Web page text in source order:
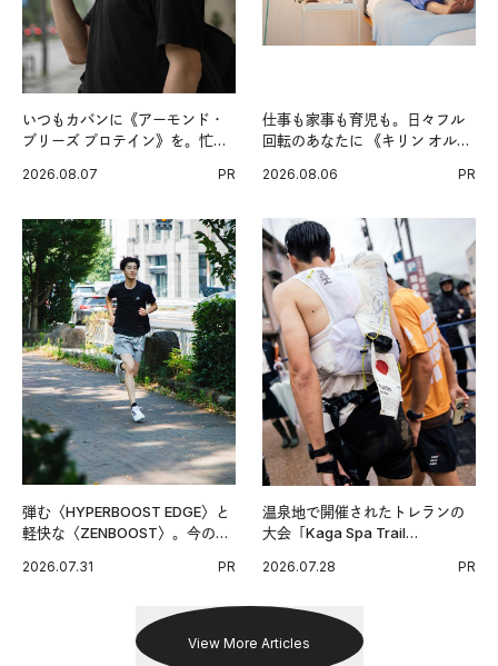
いつもカバンに《アーモンド・
ブリーズ プロテイン》を。忙し
グ習慣。
2026.08.07 PR
仕事も家事も育児も。日々フル
回転のあなたに 《キリン オルニ
2026.08.06 PR
弾む〈HYPERBOOST EDGE〉と
軽快な〈ZENBOOST〉。今の時
出した新機軸。
2026.07.31 PR
温泉地で開催されたトレランの
大会「Kaga Spa Trail
戦を夢見るランナーたちの奮闘
2026.07.28 PR
View More Articles